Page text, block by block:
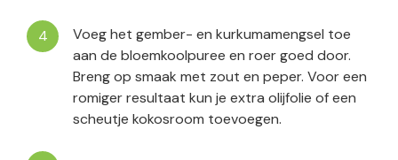
Voeg het gember- en kurkumamengsel toe
aan de bloemkoolpuree en roer goed door.
Breng op smaak met zout en peper. Voor een
romiger resultaat kun je extra olijfolie of een
scheutje kokosroom toevoegen.